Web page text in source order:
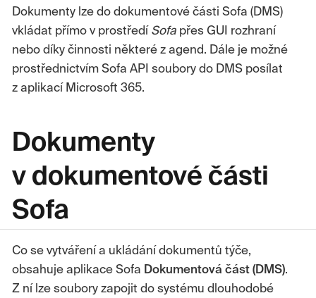
Dokumenty lze do dokumentové části Sofa (DMS)
vkládat přímo v prostředí Sofa přes GUI rozhraní
nebo díky činnosti některé z agend. Dále je možné
prostřednictvím Sofa API soubory do DMS posílat
z aplikací Microsoft 365.
Dokumenty
v dokumentové části
Sofa
Co se vytváření a ukládání dokumentů týče,
obsahuje aplikace Sofa Dokumentová část (DMS).
Z ní lze soubory zapojit do systému dlouhodobé